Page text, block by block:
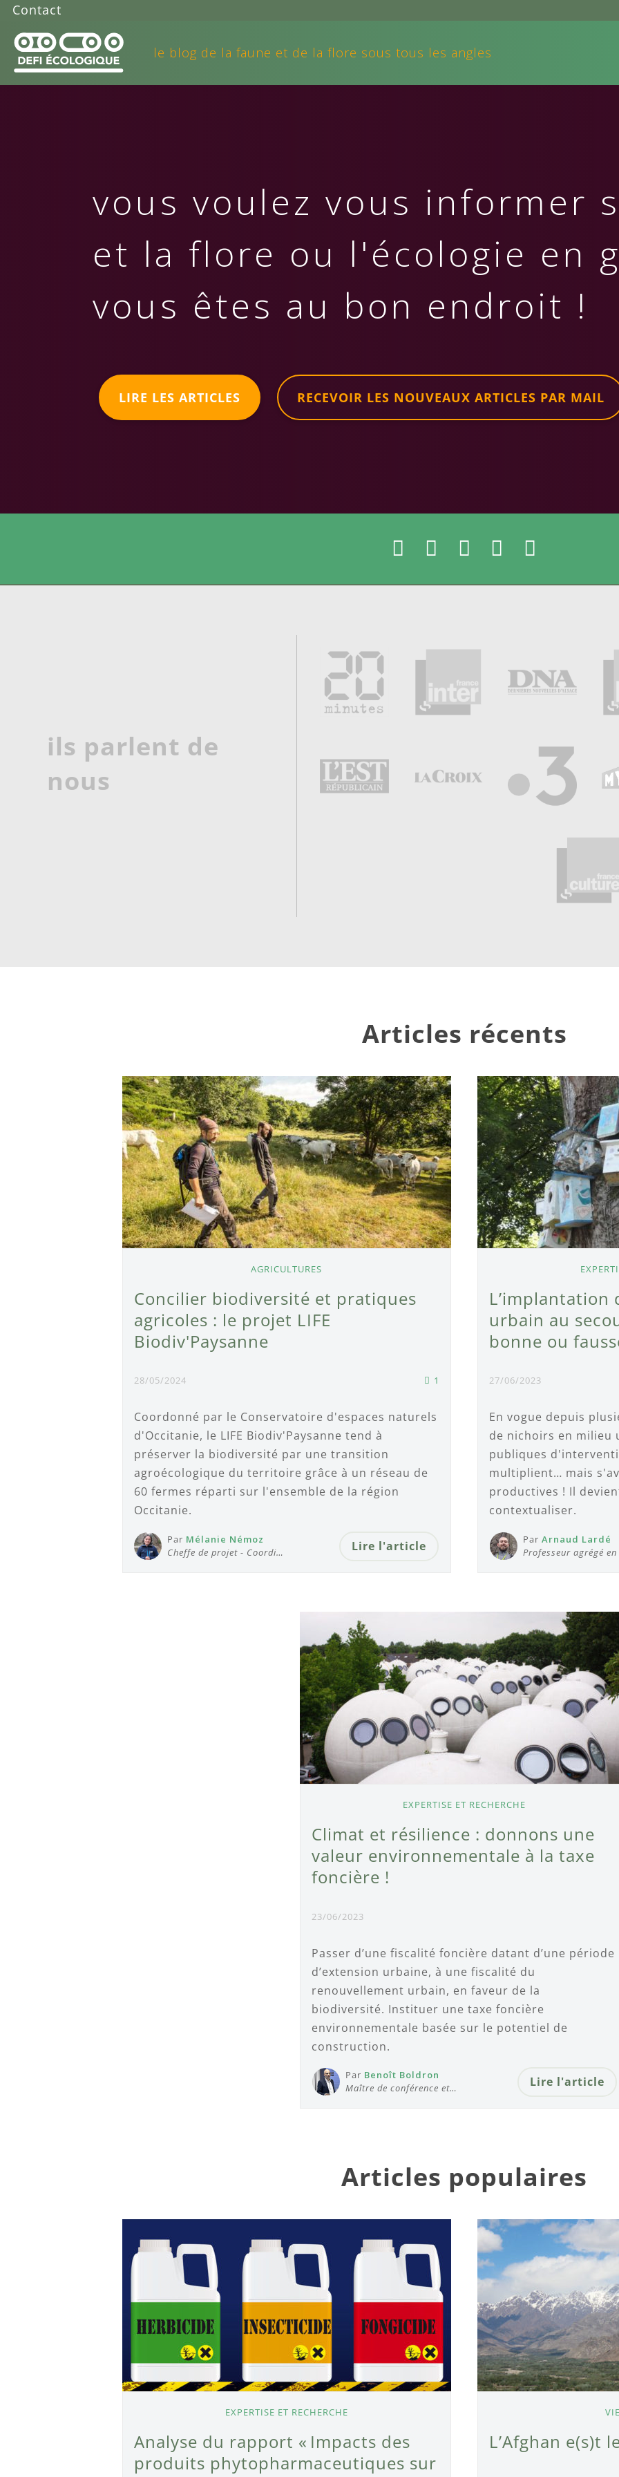
Contact
le blog de la faune et de la flore sous tous les angles
vous voulez vous informer
et la flore ou l'écologie en
vous êtes au bon endroit !
LIRE LES ARTICLES RECEVOIR LES NOUVEAUX ARTICLES PAR MAIL
ils parlent de
nous
Articles récents
AGRICULTURES
Concilier biodiversité et pratiques
agricoles : le projet LIFE
Biodiv'Paysanne
28/05/2024 1
Coordonné par le Conservatoire d'espaces naturels
d'Occitanie, le LIFE Biodiv'Paysanne tend à
préserver la biodiversité par une transition
agroécologique du territoire grâce à un réseau de
60 fermes réparti sur l'ensemble de la région
Occitanie.
Par Mélanie Némoz
Cheffe de projet - Coordi…
Lire l'article
urbain au
bonne ou
27/06/2023
En vogue depuis
de nichoirs en milieu
publiques
multiplient… mais
productives ! Il
contextualiser.
Par Arnaud Lardé
Professeur agrégé en
EXPERTISE ET RECHERCHE
Climat et résilience : donnons une
valeur environnementale à la taxe
foncière !
23/06/2023
Passer d’une fiscalité foncière datant d’une période
d’extension urbaine, à une fiscalité du
renouvellement urbain, en faveur de la
biodiversité. Instituer une taxe foncière
environnementale basée sur le potentiel de
construction.
Par Benoît Boldron
Maître de conférence et…
Lire l'article
Articles populaires
EXPERTISE ET RECHERCHE
Analyse du rapport « Impacts des
produits phytopharmaceutiques sur
L’Afghan e(s)t